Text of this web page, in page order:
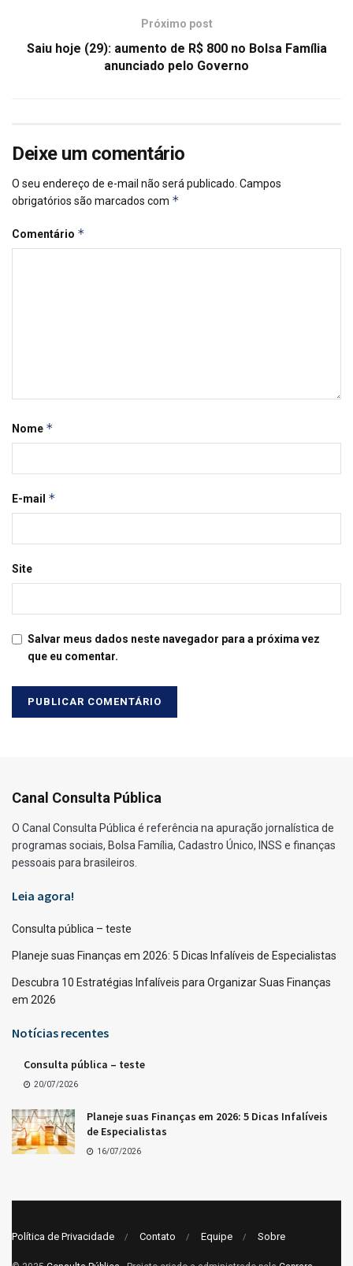
Próximo post
Saiu hoje (29): aumento de R$ 800 no Bolsa Família
anunciado pelo Governo
Deixe um comentário
O seu endereço de e-mail não será publicado. Campos
obrigatórios são marcados com *
Comentário *
Nome *
E-mail *
Site
Salvar meus dados neste navegador para a próxima vez
que eu comentar.
Canal Consulta Pública
O Canal Consulta Pública é referência na apuração jornalística de
programas sociais, Bolsa Família, Cadastro Único, INSS e finanças
pessoais para brasileiros.
Leia agora!
Consulta pública – teste
Planeje suas Finanças em 2026: 5 Dicas Infalíveis de Especialistas
Descubra 10 Estratégias Infalíveis para Organizar Suas Finanças
em 2026
Notícias recentes
Consulta pública – teste
20/07/2026
Planeje suas Finanças em 2026: 5 Dicas Infalíveis
de Especialistas
16/07/2026
Política de Privacidade Contato Equipe Sobre